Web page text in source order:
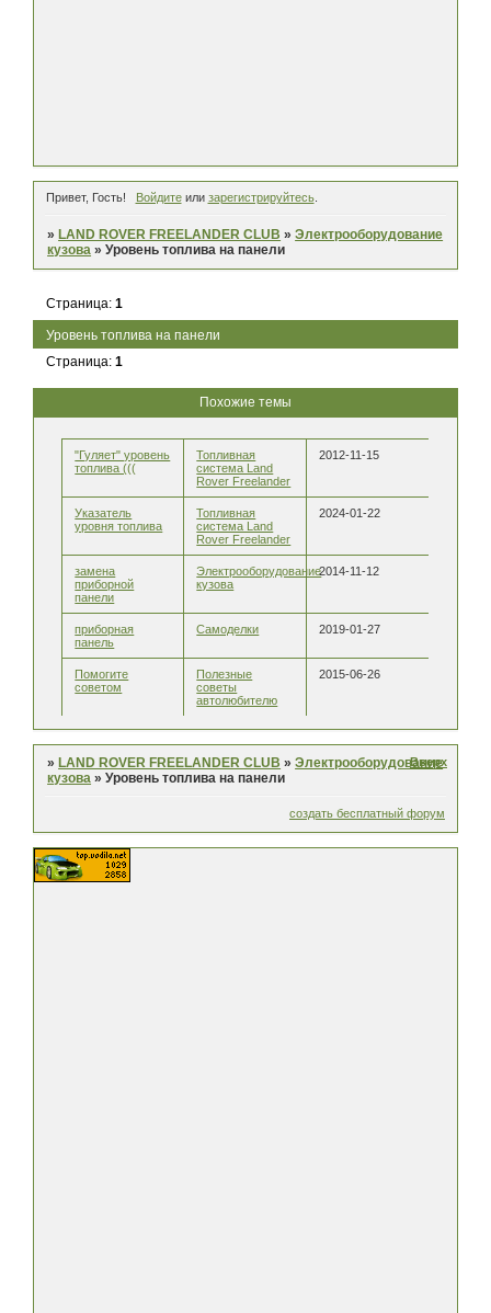
Привет, Гость! Войдитеили зарегистрируйтесь.
» LAND ROVER FREELANDER CLUB »Электрооборудование
кузова »Уровень топлива на панели
Уровень топлива на панели
Страница:1
Страница:1
Похожие темы
"Гуляет" уровень
топлива (((
Топливная
система Land
Rover Freelander
2012-11-15
Указатель
уровня топлива
Топливная
система Land
Rover Freelander
2024-01-22
замена
приборной
панели
Электрооборудование
кузова
2014-11-12
приборная
панель
Самоделки 2019-01-27
Помогите
советом
Полезные
советы
автолюбителю
2015-06-26
» LAND ROVER FREELANDER CLUB »Электрооборудование
кузова »Уровень топлива на панели
Вверх
создать бесплатный форум